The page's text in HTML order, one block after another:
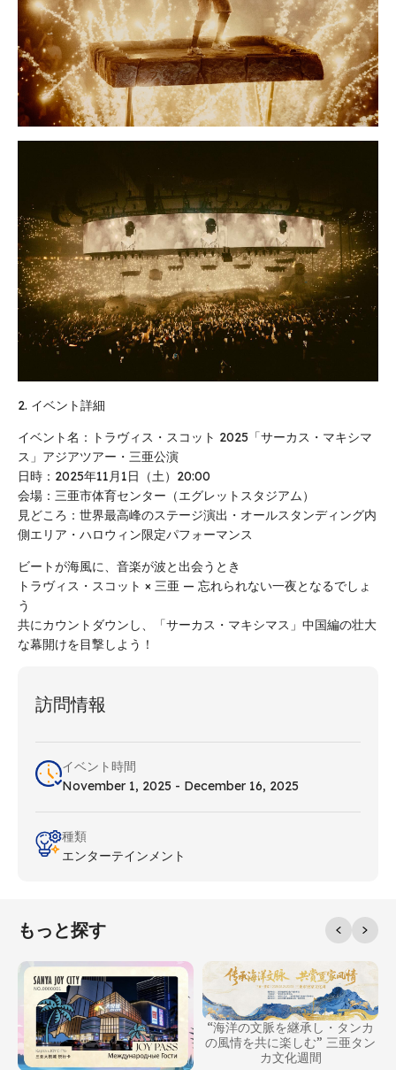
2. イベント詳細
イベント名：トラヴィス・スコット 2025「サーカス・マキシマ
ス」アジアツアー・三亜公演
日時：2025年11月1日（土）20:00
会場：三亜市体育センター（エグレットスタジアム）
見どころ：世界最高峰のステージ演出・オールスタンディング内
側エリア・ハロウィン限定パフォーマンス
ビートが海風に、音楽が波と出会うとき
トラヴィス・スコット × 三亜 — 忘れられない一夜となるでしょ
う
共にカウントダウンし、「サーカス・マキシマス」中国編の壮大
な幕開けを目撃しよう！
訪問情報
イベント時間
November 1, 2025 - December 16, 2025
種類
エンターテインメント
もっと探す
“海洋の文脈を継承し・タンカ
の風情を共に楽しむ” 三亜タン
カ文化週間